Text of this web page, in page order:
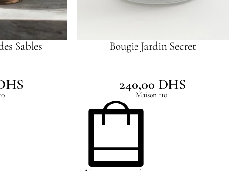
Sables Bougie Jardin Secret
Maison 110
240,00 DHS